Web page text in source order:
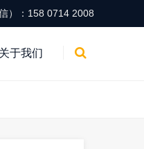
）：158 0714 2008
关于我们